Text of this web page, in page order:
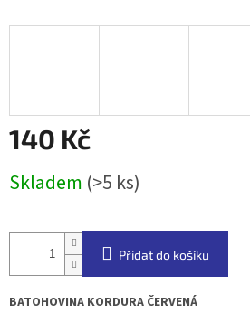
140 Kč
cena:
Skladem (>5 ks)
Přidat do košíku
BATOHOVINA KORDURA ČERVENÁ